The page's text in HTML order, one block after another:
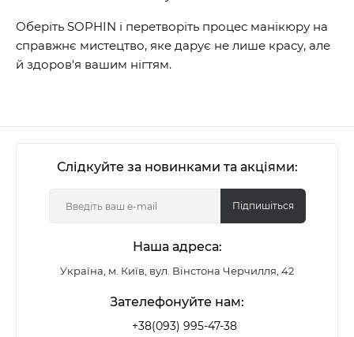
Оберіть SOPHIN і перетворіть процес манікюру на
справжнє мистецтво, яке дарує не лише красу, але
й здоров'я вашим нігтям.
Слідкуйте за новинками та акціями:
Підпишіться
Наша адреса:
Україна, м. Київ, вул. Вінстона Черчилля, 42
Зателефонуйте нам:
+38(093) 995-47-38